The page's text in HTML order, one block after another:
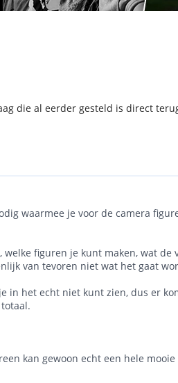
die al eerder gesteld is direct
waarmee je voor de camera
figuren je kunt maken, wat
van tevoren niet wat het gaat
het echt niet kunt zien, dus er
kan gewoon echt een hele